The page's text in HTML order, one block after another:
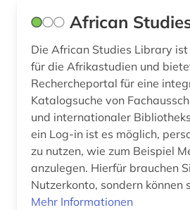
chemie (2)
china (3)
community currency (1)
corpora (1)
cuneiform (1)
côte divoire (1)
Japan (4)
Jugoslawien (3)
Kanada (1)
Korea (2)
Kroatien (3)
Lettland (1)
Litauen (2)
African
Die African Studies Library
für die Afrikastudien und
Rechercheportal für eine
Katalogsuche von
und internationaler
ein Log-in ist es möglich,
zu nutzen, wie zum Beispiel
anzulegen. Hierfür brauchen
Nutzerkonto, sondern können
Mehr Informationen